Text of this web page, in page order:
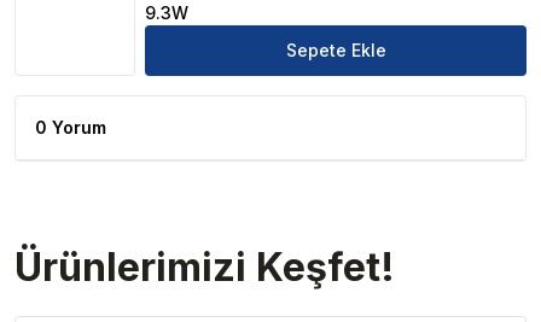
9.3W
Sepete Ekle
0 Yorum
Ürünlerimizi Keşfet!